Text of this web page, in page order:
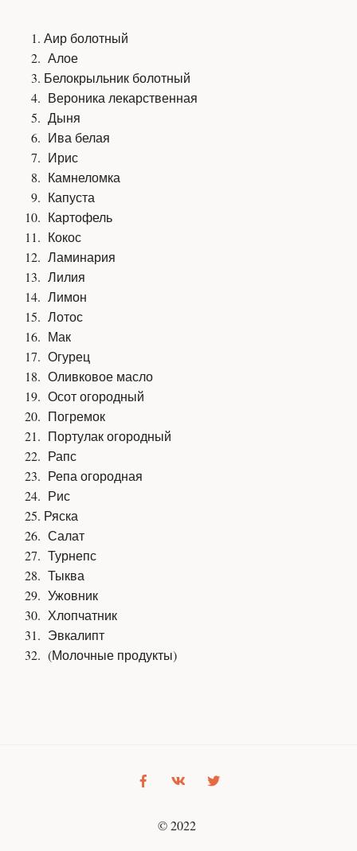
Аир болотный
Алое
Белокрыльник болотный
Вероника лекарственная
Дыня
Ива белая
Ирис
Камнеломка
Капуста
Картофель
Кокос
Ламинария
Лилия
Лимон
Лотос
Мак
Огурец
Оливковое масло
Осот огородный
Погремок
Портулак огородный
Рапс
Репа огородная
Рис
Ряска
Салат
Турнепс
Тыква
Ужовник
Хлопчатник
Эвкалипт
(Молочные продукты)
© 2022